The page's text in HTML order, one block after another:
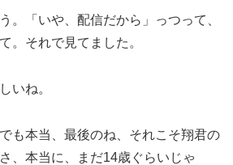
。「いや、配信だから」っつって、
。それで見てました。
いね。
でも本当、最後のね、それこそ翔君の
、本当に、まだ14歳ぐらいじゃ